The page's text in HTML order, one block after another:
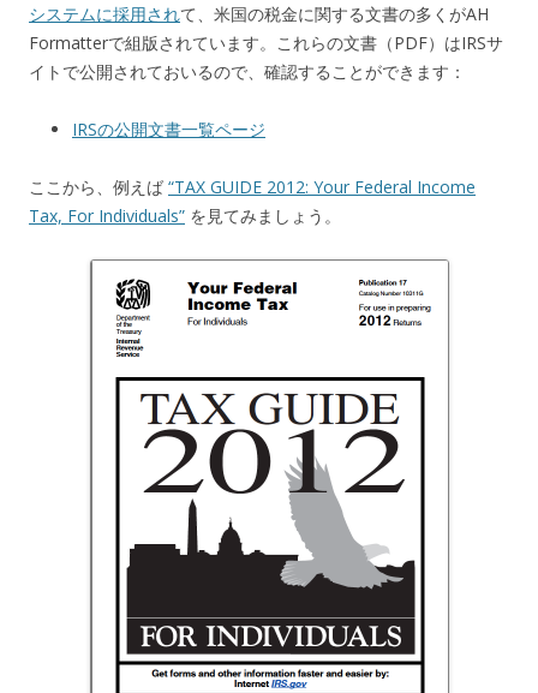
システムに採用されて、米国の税金に関する文書の多くがAH
Formatterで組版されています。これらの文書（PDF）はIRSサ
イトで公開されておいるので、確認することができます：
IRSの公開文書一覧ページ
ここから、例えば “TAX GUIDE 2012: Your Federal Income
Tax, For Individuals” を見てみましょう。